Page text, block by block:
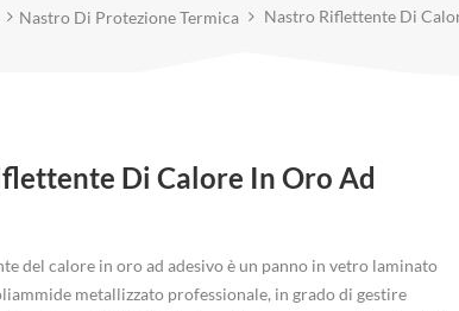
Nastro Di Protezione Termica Nastro Riflettente Di
Di Calore In Oro Ad
del calore in oro ad adesivo è un panno in vetro laminato
metallizzato professionale, in grado di gestire